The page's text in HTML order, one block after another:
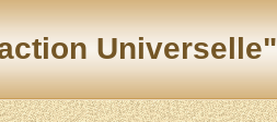
Universelle"